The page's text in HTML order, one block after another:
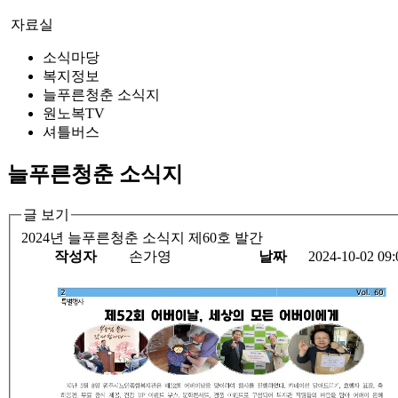
자료실
소식마당
복지정보
늘푸른청춘 소식지
원노복TV
셔틀버스
늘푸른청춘 소식지
글 보기
2024년 늘푸른청춘 소식지 제60호 발간
작성자
손가영 날짜 2024-10-02